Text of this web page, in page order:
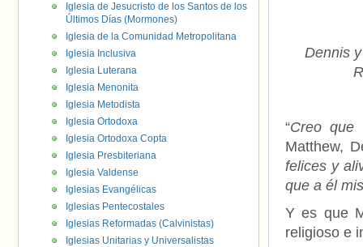
Dennis
“Creo que
Matthew,
felices y
que a él
Y es que
religioso e
Iglesia de Jesucristo de los Santos de los
Últimos Días (Mormones)
Iglesia de la Comunidad Metropolitana
Iglesia Inclusiva
Iglesia Luterana
Iglesia Menonita
Iglesia Metodista
Iglesia Ortodoxa
Iglesia Ortodoxa Copta
Iglesia Presbiteriana
Iglesia Valdense
Iglesias Evangélicas
Iglesias Pentecostales
Iglesias Reformadas (Calvinistas)
Iglesias Unitarias y Universalistas